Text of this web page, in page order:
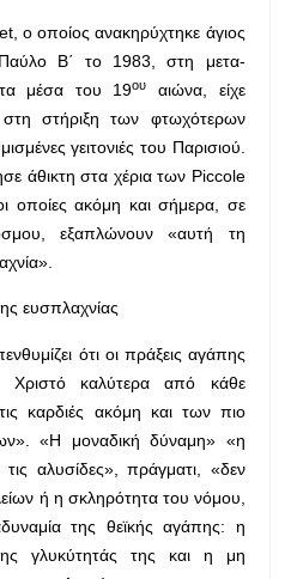
ο οποίος ανακηρύχτηκε άγιος
Β΄ το 1983, στη μετα-
μέσα του 19ου
αιώνα, είχε
στήριξη των φτωχότερων
γειτονιές του Παρισιού.
άθικτη στα χέρια των Piccole
οποίες ακόμη και σήμερα, σε
εξαπλώνουν «αυτή τη
ευσπλαχνίας
ότι οι πράξεις αγάπης
Χριστό καλύτερα από κάθε
καρδιές ακόμη και των πιο
«Η μοναδική δύναμη» «η
τις αλυσίδες», πράγματι, «δεν
ή η σκληρότητα του νόμου,
της θεϊκής αγάπης: η
γλυκύτητάς της και η μη